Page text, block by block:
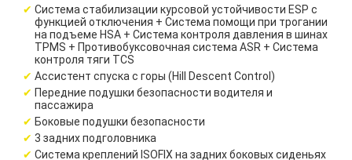
Система стабилизации курсовой устойчивости ESP с
функцией отключения + Система помощи при трогании
на подъеме HSA + Система контроля давления в шинах
TPMS + Противобуксовочная система ASR + Система
контроля тяги TCS
Ассистент спуска с горы (Hill Descent Control)
Передние подушки безопасности водителя и
пассажира
Боковые подушки безопасности
3 задних подголовника
Система креплений ISOFIX на задних боковых сиденьях